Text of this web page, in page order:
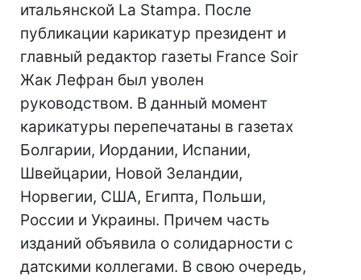
итальянской La Stampa. После
публикации карикатур президент и
главный редактор газеты France Soir
Жак Лефран был уволен
руководством. В данный момент
карикатуры перепечатаны в газетах
Болгарии, Иордании, Испании,
Швейцарии, Новой Зеландии,
Норвегии, США, Египта, Польши,
России и Украины. Причем часть
изданий объявила о солидарности с
датскими коллегами. В свою очередь,